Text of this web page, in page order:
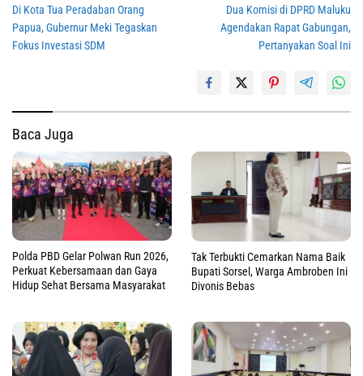
pos
Di Kota Tua Peradaban Orang
Papua, Gubernur Meki Tegaskan
Fokus Investasi SDM
Dua Komisi di DPRD Maluku
Agendakan Rapat Gabungan,
Pertanyakan Soal Ini
Baca Juga
Polda PBD Gelar Polwan Run 2026,
Perkuat Kebersamaan dan Gaya
Hidup Sehat Bersama Masyarakat
Tak Terbukti Cemarkan Nama Baik
Bupati Sorsel, Warga Ambroben Ini
Divonis Bebas